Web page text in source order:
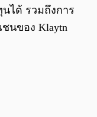
ได้ รวมถึงการ
นของ Klaytn